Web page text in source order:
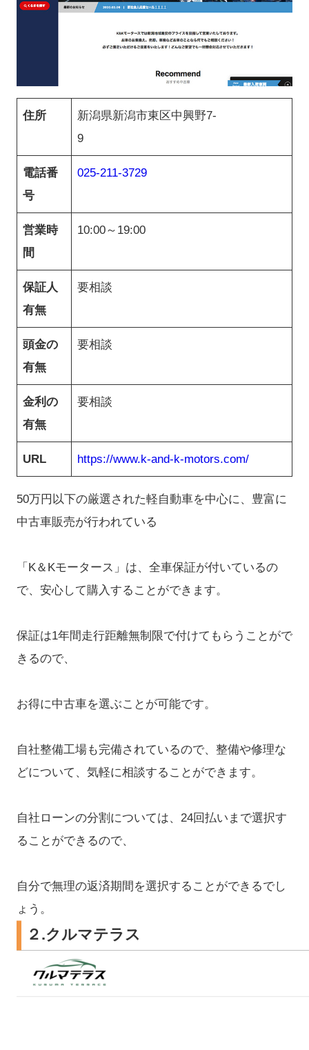
住所
新潟県新潟市東区中興野7-
9
電話番
号
025-211-3729
営業時
間
10:00～19:00
保証人
有無
要相談
頭金の
有無
要相談
金利の
有無
要相談
URL https://www.k-and-k-motors.com/
50万円以下の厳選された軽自動車を中心に、豊富に
中古車販売が行われている
「K＆Kモータース」は、全車保証が付いているの
で、安心して購入することができます。
保証は1年間走行距離無制限で付けてもらうことがで
きるので、
お得に中古車を選ぶことが可能です。
自社整備工場も完備されているので、整備や修理な
どについて、気軽に相談することができます。
自社ローンの分割については、24回払いまで選択す
ることができるので、
自分で無理の返済期間を選択することができるでし
ょう。
２.クルマテラス